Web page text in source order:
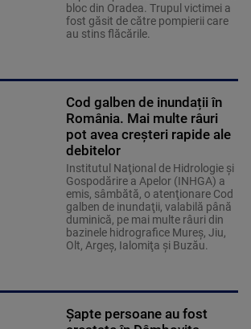
bloc din Oradea. Trupul victimei a
fost găsit de către pompierii care
au stins flăcările.
Cod galben de inundații în
România. Mai multe râuri
pot avea creșteri rapide ale
debitelor
Institutul Naţional de Hidrologie şi
Gospodărire a Apelor (INHGA) a
emis, sâmbătă, o atenţionare Cod
galben de inundaţii, valabilă până
duminică, pe mai multe râuri din
bazinele hidrografice Mureş, Jiu,
Olt, Argeş, Ialomiţa şi Buzău.
Șapte persoane au fost